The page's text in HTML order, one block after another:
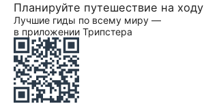
Планируйте путешествие на ходу
Лучшие гиды по всему миру —
в приложении Трипстера